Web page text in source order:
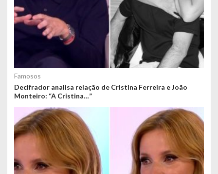
Famosos
Decifrador analisa relação de Cristina Ferreira e João
Monteiro: “A Cristina…”